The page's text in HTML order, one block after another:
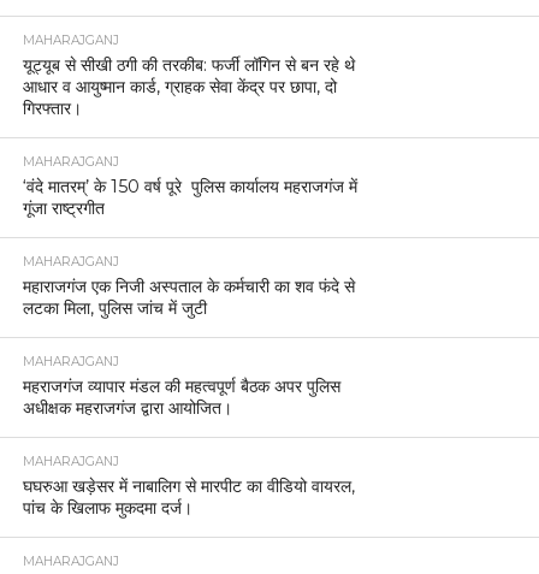
MAHARAJGANJ
यूट्यूब से सीखी ठगी की तरकीब: फर्जी लॉगिन से बन रहे थे
आधार व आयुष्मान कार्ड, ग्राहक सेवा केंद्र पर छापा, दो
गिरफ्तार।
MAHARAJGANJ
‘वंदे मातरम्’ के 150 वर्ष पूरे पुलिस कार्यालय महराजगंज में
गूंजा राष्ट्रगीत
MAHARAJGANJ
महाराजगंज एक निजी अस्पताल के कर्मचारी का शव फंदे से
लटका मिला, पुलिस जांच में जुटी
MAHARAJGANJ
महराजगंज व्यापार मंडल की महत्वपूर्ण बैठक अपर पुलिस
अधीक्षक महराजगंज द्वारा आयोजित।
MAHARAJGANJ
घघरुआ खड़ेसर में नाबालिग से मारपीट का वीडियो वायरल,
पांच के खिलाफ मुकदमा दर्ज।
MAHARAJGANJ